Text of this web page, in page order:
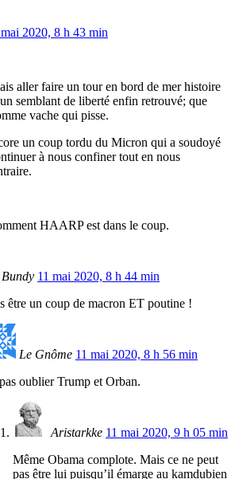
2020, 8 h 43 min
aller faire un tour en bord de mer histoire
semblant de liberté enfin retrouvé; que
vache qui pisse.
un coup tordu du Micron qui a soudoyé
à nous confiner tout en nous
HAARP est dans le coup.
11 mai 2020, 8 h 44 min
être un coup de macron ET poutine !
Le Gnôme 11 mai 2020, 8 h 56 min
oublier Trump et Orban.
Aristarkke 11 mai 2020, 9 h 05 min
Même Obama complote. Mais ce ne peut
pas être lui puisqu’il émarge au kamdubien